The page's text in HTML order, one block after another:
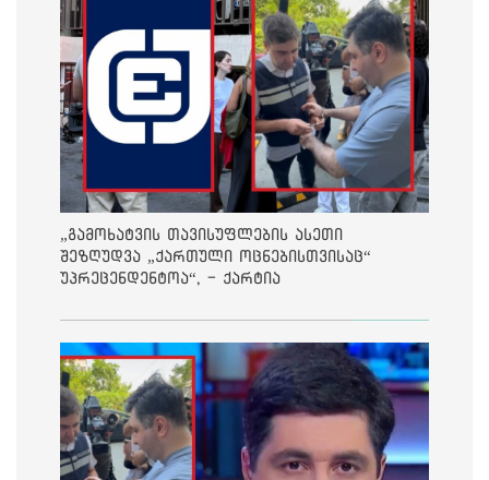
„გამოხატვის თავისუფლების ასეთი
შეზღუდვა „ქართული ოცნებისთვისაც“
უპრეცენდენტოა“, - ქარტია